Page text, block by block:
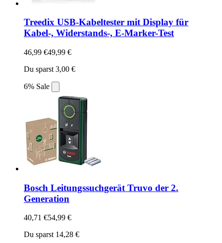
Treedix USB-Kabeltester mit Display für
Kabel-, Widerstands-, E-Marker-Test
46,99 €49,99 €
Du sparst 3,00 €
6% Sale
Bosch Leitungssuchgerät Truvo der 2.
Generation
40,71 €54,99 €
Du sparst 14,28 €